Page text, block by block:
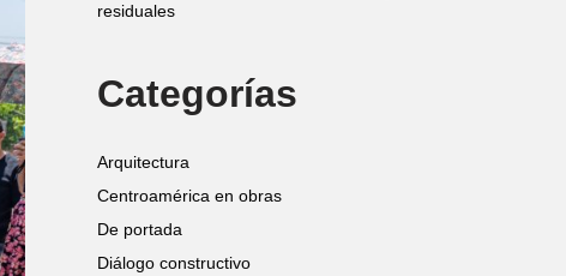
residuales
Categorías
Arquitectura
Centroamérica en obras
De portada
Diálogo constructivo